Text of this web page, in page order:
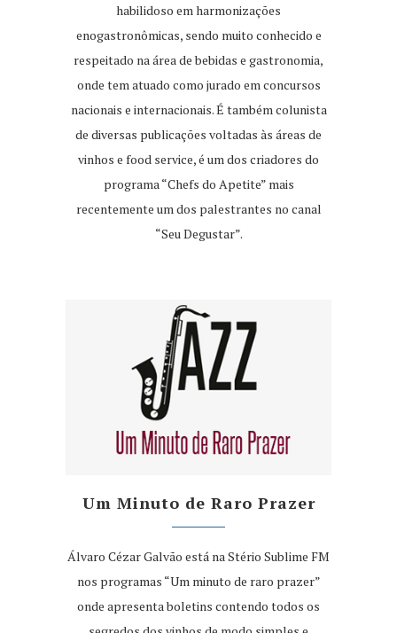
habilidoso em harmonizações
enogastronômicas, sendo muito conhecido e
respeitado na área de bebidas e gastronomia,
onde tem atuado como jurado em concursos
nacionais e internacionais. É também colunista
de diversas publicações voltadas às áreas de
vinhos e food service, é um dos criadores do
programa “Chefs do Apetite” mais
recentemente um dos palestrantes no canal
“Seu Degustar”.
Um Minuto de Raro Prazer
Álvaro Cézar Galvão está na Stério Sublime FM
nos programas “Um minuto de raro prazer”
onde apresenta boletins contendo todos os